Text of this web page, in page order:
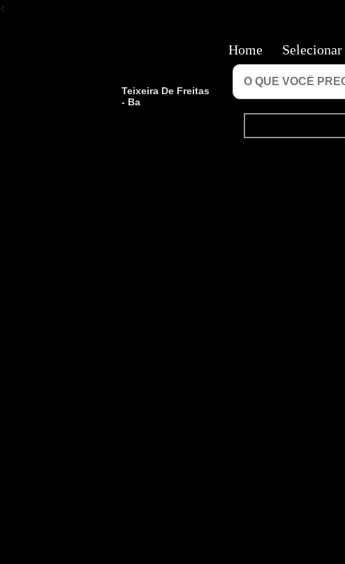
<
Teixeira De Freitas
- Ba
Home Selecionar